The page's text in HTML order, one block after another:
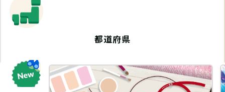
都道府県